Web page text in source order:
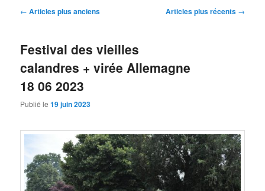
Navigation
← Articles plus anciens Articles plus récents →
Festival des vieilles
calandres + virée Allemagne
18 06 2023
Publié le19 juin 2023